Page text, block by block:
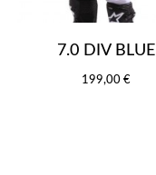
7.0 DIV BLUE
199,00 €